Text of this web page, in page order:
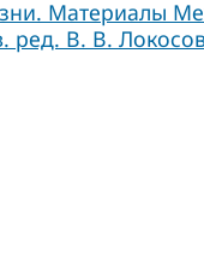
Материалы
ред. В. В.